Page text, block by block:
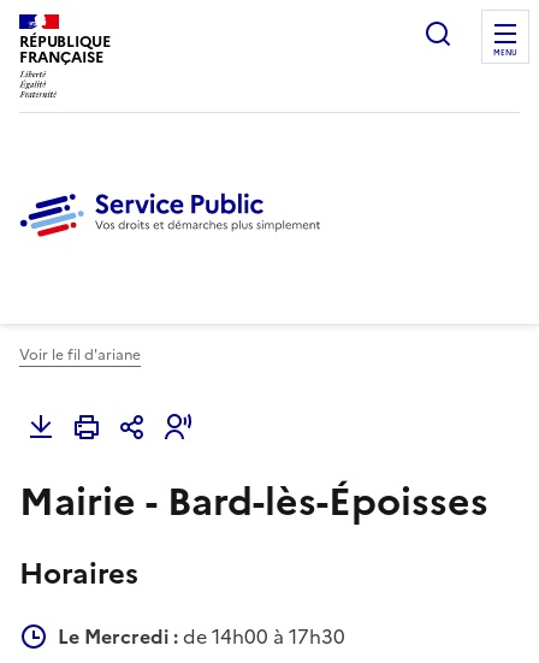
RÉPUBLIQUE
FRANÇAISE
Ouvrir
MENU
Voir le fil d'ariane
Mairie - Bard-lès-Époisses
Horaires
Le Mercredi :de 14h00 à 17h30